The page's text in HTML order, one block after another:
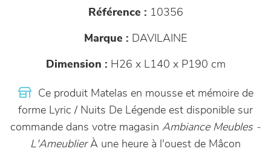
Référence : 10356
Marque : DAVILAINE
Dimension : H26 x L140 x P190 cm
Ce produit Matelas en mousse et mémoire de
forme Lyric / Nuits De Légende est disponible sur
commande dans votre magasin Ambiance Meubles -
L'AmeublierÀ une heure à l'ouest de Mâcon